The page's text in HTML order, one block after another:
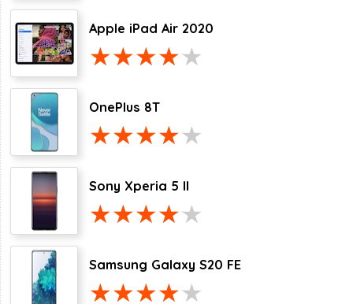
Apple iPad Air 2020
OnePlus 8T
Sony Xperia 5 II
Samsung Galaxy S20 FE